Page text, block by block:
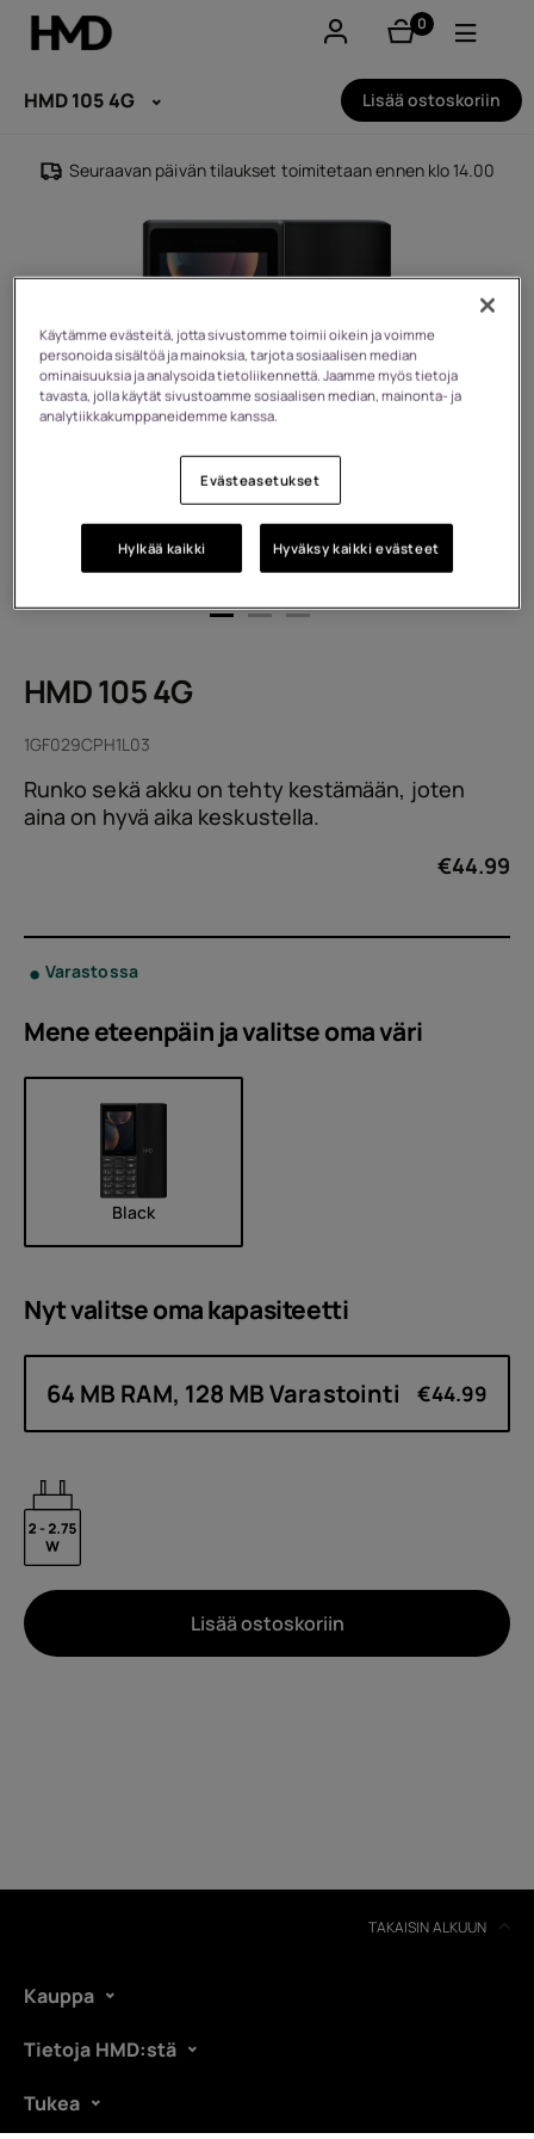
0
tuotteet
Smartphones
Perinteiset puhelimet
Lisävarusteet
Tarjoukset
HMD 105 4G Lisää ostoskoriin
Seuraavan päivän tilaukset toimitetaan ennen klo 14.00
HMD 105 4G
1GF029CPH1L03
Runko sekä akku on tehty kestämään, joten
aina on hyvä aika keskustella.
€44.99
Varastossa
Mene eteenpäin ja valitse omaväri
Black
Nyt valitse omakapasiteetti
64 MB RAM, 128 MB Varastointi €44.99
Lisää ostoskoriin
TAKAISIN ALKUUN
Kauppa
Tietoja HMD:stä
Tukea
Käytämme evästeitä, jotta sivustomme toimii oikein ja voimme
personoida sisältöä ja mainoksia, tarjota sosiaalisen median
ominaisuuksia ja analysoida tietoliikennettä. Jaamme myös tietoja
tavasta, jolla käytät sivustoamme sosiaalisen median, mainonta- ja
analytiikkakumppaneidemme kanssa.
Evästeasetukset
Hylkää kaikki Hyväksy kaikki evästeet